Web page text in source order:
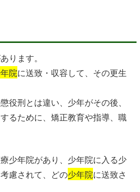
ります。
院に送致・収容して、その更生
役刑とは違い、少年がその後、
るために、矯正教育や指導、職
少年院があり、少年院に入る少
慮されて、どの少年院に送致さ